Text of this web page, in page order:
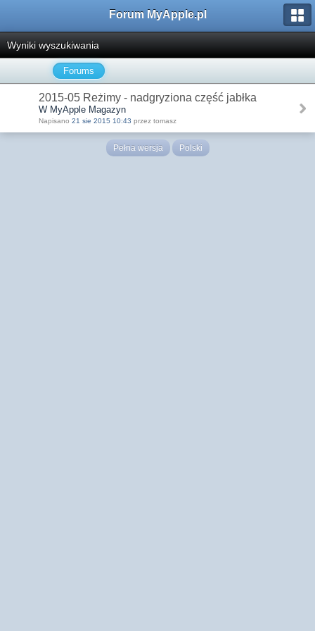
Forum MyApple.pl
Wyniki wyszukiwania
Forums
2015-05 Reżimy - nadgryziona część jabłka
W MyApple Magazyn
Napisano 21 sie 2015 10:43 przez tomasz
Pełna wersja Polski